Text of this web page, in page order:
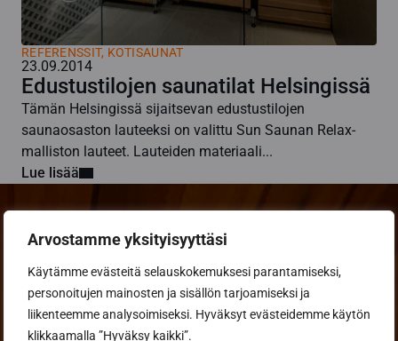
Arvostamme yksityisyyttäsi
Käytämme evästeitä selauskokemuksesi parantamiseksi,
personoitujen mainosten ja sisällön tarjoamiseksi ja
liikenteemme analysoimiseksi. Hyväksyt evästeidemme käytön
klikkaamalla ”Hyväksy kaikki”.
REFERENSSIT, KOTISAUNAT
23.09.2014
Edustustilojen saunatilat Helsingissä
Tämän Helsingissä sijaitsevan edustustilojen
saunaosaston lauteeksi on valittu Sun Saunan Relax-
malliston lauteet. Lauteiden materiaali...
Lue lisää
Pyydä tarjous
suunnitteluohjelmalla